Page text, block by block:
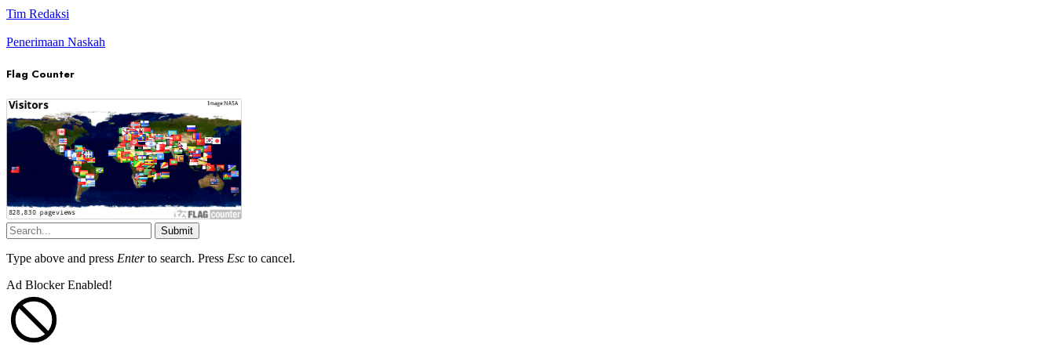
Tim Redaksi
Penerimaan Naskah
Flag Counter
Submit
Type above and press Enterto search. Press Esc to cancel.
Ad Blocker Enabled!